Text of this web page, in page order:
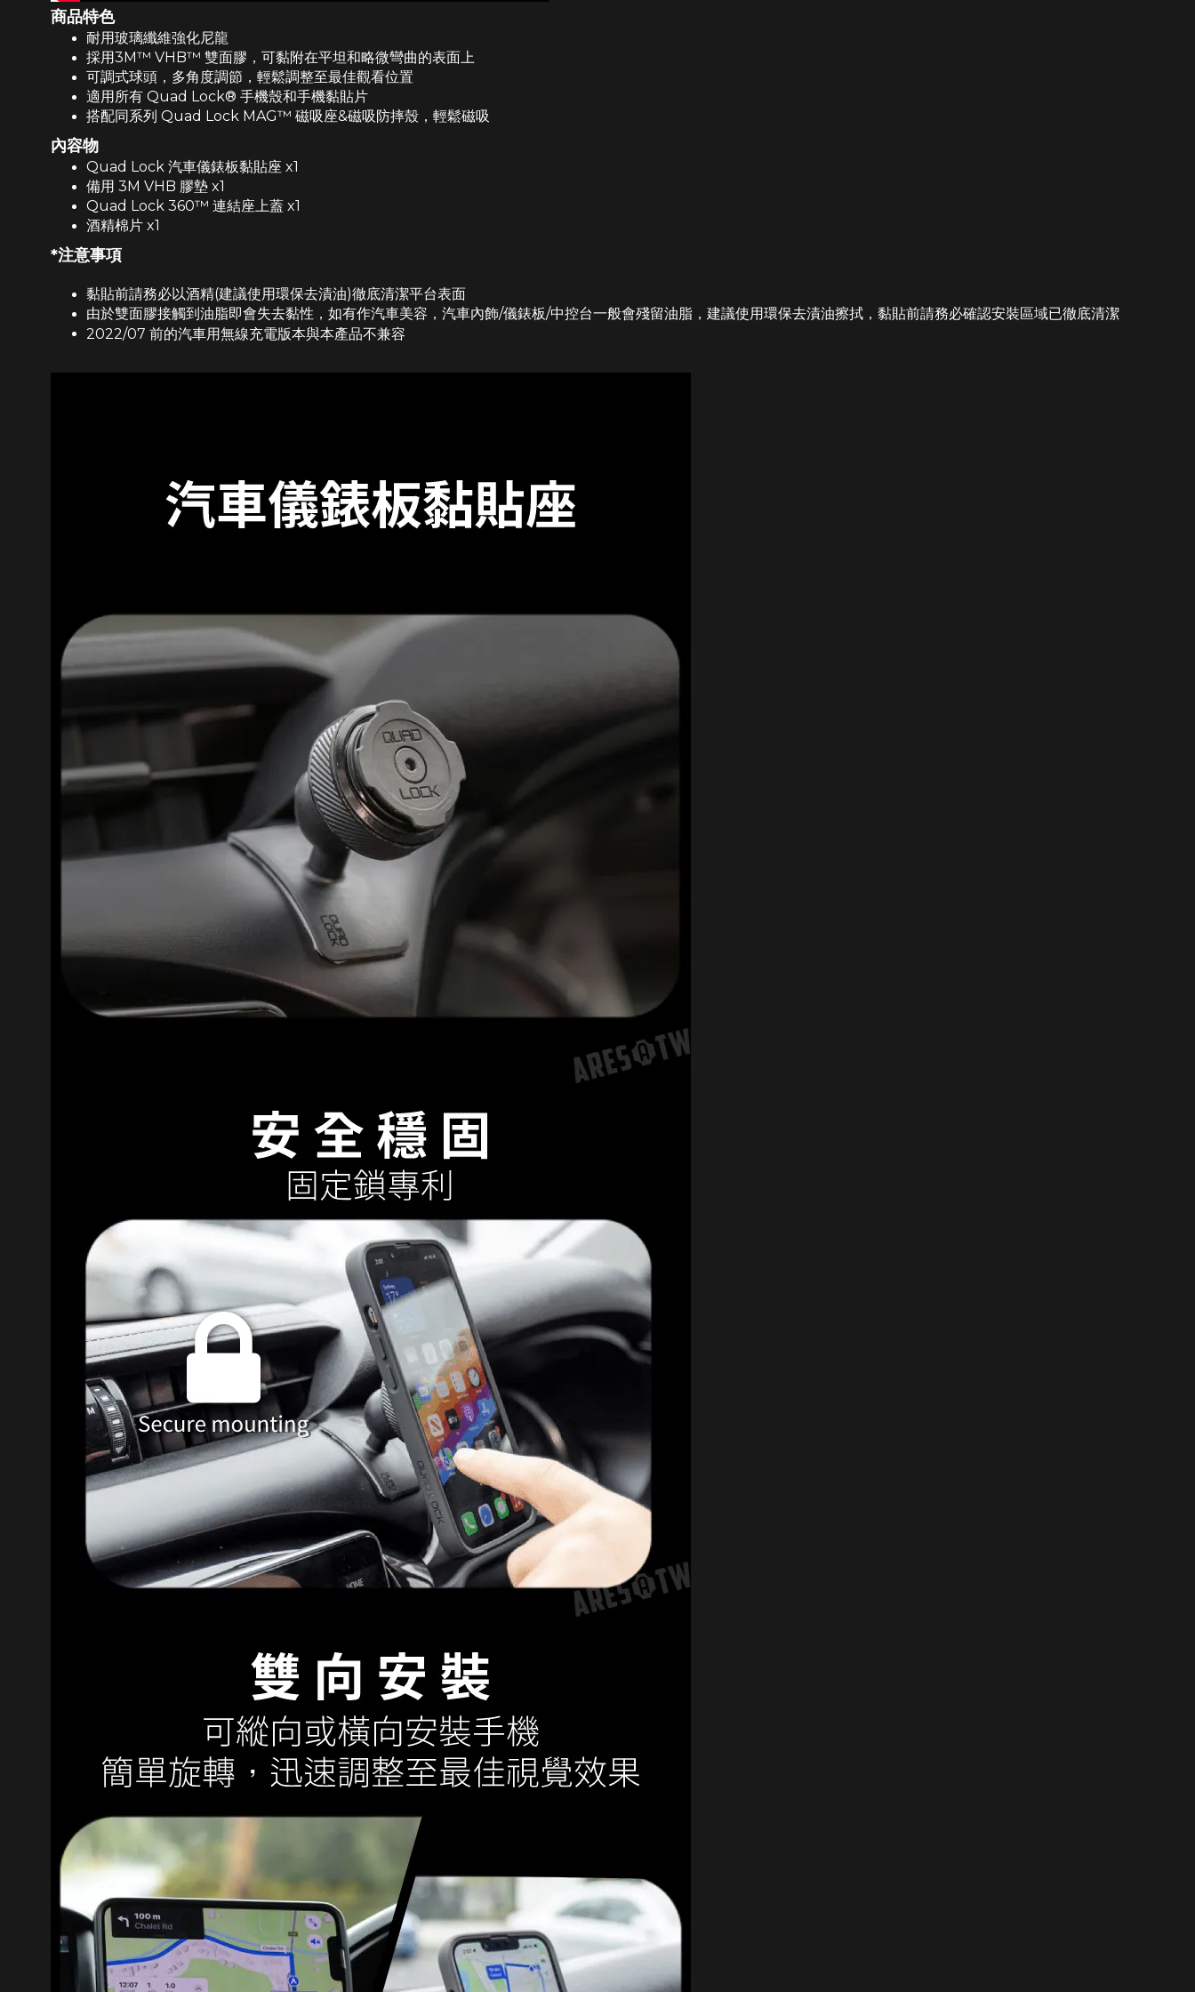
商品特色
耐用玻璃纖維強化尼龍
採用3M™ VHB™ 雙面膠，可黏附在平坦和略微彎曲的表面上
可調式球頭，多角度調節，輕鬆調整至最佳觀看位置
適用所有 Quad Lock® 手機殼和手機黏貼片
搭配同系列 Quad Lock MAG™ 磁吸座&磁吸防摔殼，輕鬆磁吸
內容物
Quad Lock 汽車儀錶板黏貼座 x1
備用 3M VHB 膠墊 x1
Quad Lock 360™ 連結座上蓋 x1
酒精棉片 x1
*注意事項
黏貼前請務必以酒精(建議使用環保去漬油)徹底清潔平台表面
由於雙面膠接觸到油脂即會失去黏性，如有作汽車美容，汽車內飾/儀錶板/中控台一般會殘留油脂，建議使用環保去漬油擦拭，黏貼前請務必確認安裝區域已徹底清潔
2022/07 前的汽車用無線充電版本與本產品不兼容